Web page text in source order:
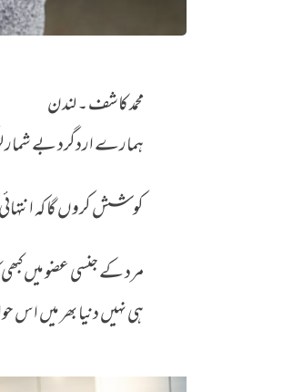
جنسی صحت کے لیے کون سی
محمد کاشف ۔ لندن
ہمارے اردگرد بے شمار
کوشش کروں گا کہ
ہی نہیں دنیا بھر میں